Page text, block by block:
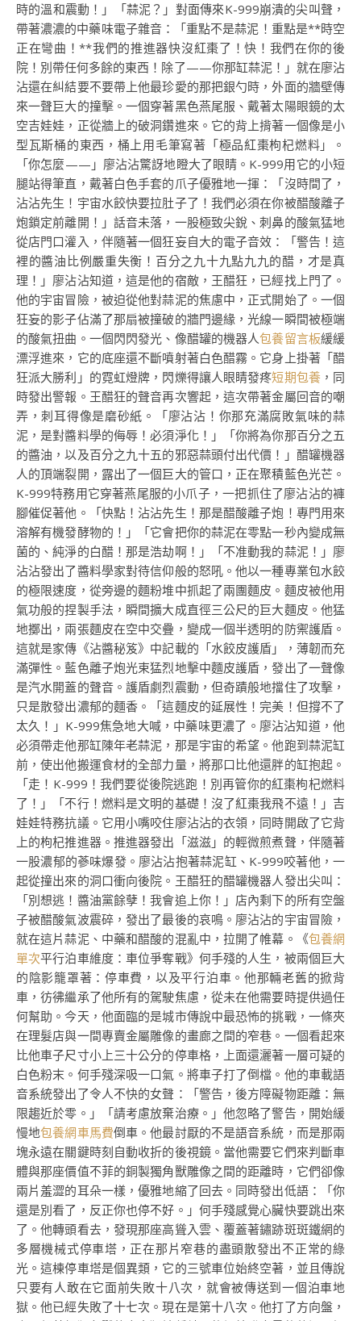
時的溫和震動！」「蒜泥？」對面傳來K-999崩潰的尖叫聲，
帶著濃濃的中藥味電子雜音：「重點不是蒜泥！重點是**時空
正在彎曲！**我們的推進器快沒紅棗了！快！我們在你的後
院！別帶任何多餘的東西！除了——你那缸蒜泥！」就在廖沾
沾還在糾結要不要帶上他最珍愛的那把銀勺時，外面的牆壁傳
來一聲巨大的撞擊。一個穿著黑色燕尾服、戴著太陽眼鏡的太
空吉娃娃，正從牆上的破洞鑽進來。它的背上揹著一個像是小
型瓦斯桶的東西，桶上用毛筆寫著「極品紅棗枸杞燃料」。
「你怎麼——」廖沾沾驚訝地瞪大了眼睛。K-999用它的小短
腿站得筆直，戴著白色手套的爪子優雅地一揮：「沒時間了，
沾沾先生！宇宙水餃快要拉肚子了！我們必須在你被醋酸離子
炮鎖定前離開！」話音未落，一股極致尖銳、刺鼻的酸氣猛地
從店門口灌入，伴隨著一個狂妄自大的電子音效：「警告！這
裡的醬油比例嚴重失衡！百分之九十九點九九的醋，才是真
理！」廖沾沾知道，這是他的宿敵，王醋狂，已經找上門了。
他的宇宙冒險，被迫從他對蒜泥的焦慮中，正式開始了。一個
狂妄的影子佔滿了那扇被撞破的牆門邊緣，光線一瞬間被極端
的酸氣扭曲。一個閃閃發光、像醋罐的機器人包養留言板緩緩
漂浮進來，它的底座還不斷噴射著白色醋霧。它身上掛著「醋
狂派大勝利」的霓虹燈牌，閃爍得讓人眼睛發疼短期包養，同
時發出警報。王醋狂的聲音再次響起，這次帶著金屬回音的嘲
弄，刺耳得像是磨砂紙。「廖沾沾！你那充滿腐敗氣味的蒜
泥，是對醬料學的侮辱！必須淨化！」「你將為你那百分之五
的醬油，以及百分之九十五的邪惡蒜頭付出代價！」醋罐機器
人的頂端裂開，露出了一個巨大的管口，正在聚積藍色光芒。
K-999特務用它穿著燕尾服的小爪子，一把抓住了廖沾沾的褲
腳催促著他。「快點！沾沾先生！那是醋酸離子炮！專門用來
溶解有機發酵物的！」「它會把你的蒜泥在零點一秒內變成無
菌的、純淨的白醋！那是浩劫啊！」「不准動我的蒜泥！」廖
沾沾發出了醬料學家對待信仰般的怒吼。他以一種專業包水餃
的極限速度，從旁邊的麵粉堆中抓起了兩團麵皮。麵皮被他用
氣功般的捏製手法，瞬間擴大成直徑三公尺的巨大麵皮。他猛
地擲出，兩張麵皮在空中交疊，變成一個半透明的防禦護盾。
這就是家傳《沾醬秘笈》中記載的「水餃皮護盾」，薄韌而充
滿彈性。藍色離子炮光束猛烈地擊中麵皮護盾，發出了一聲像
是汽水開蓋的聲音。護盾劇烈震動，但奇蹟般地擋住了攻擊，
只是散發出濃郁的麵香。「這麵皮的延展性！完美！但撐不了
太久！」K-999焦急地大喊，中藥味更濃了。廖沾沾知道，他
必須帶走他那缸陳年老蒜泥，那是宇宙的希望。他跑到蒜泥缸
前，使出他搬運食材的全部力量，將那口比他還胖的缸抱起。
「走！K-999！我們要從後院逃跑！別再管你的紅棗枸杞燃料
了！」「不行！燃料是文明的基礎！沒了紅棗我飛不遠！」吉
娃娃特務抗議。它用小嘴咬住廖沾沾的衣領，同時開啟了它背
上的枸杞推進器。推進器發出「滋滋」的輕微煎煮聲，伴隨著
一股濃郁的蔘味爆發。廖沾沾抱著蒜泥缸、K-999咬著他，一
起從撞出來的洞口衝向後院。王醋狂的醋罐機器人發出尖叫：
「別想逃！醬油黨餘孽！我會追上你！」店內剩下的所有空盤
子被醋酸氣波震碎，發出了最後的哀鳴。廖沾沾的宇宙冒險，
就在這片蒜泥、中藥和醋酸的混亂中，拉開了帷幕。《包養網
單次平行泊車維度：車位爭奪戰》何手殘的人生，被兩個巨大
的陰影籠罩著：停車費，以及平行泊車。他那輛老舊的掀背
車，彷彿繼承了他所有的駕駛焦慮，從未在他需要時提供過任
何幫助。今天，他面臨的是城市傳說中最恐怖的挑戰，一條夾
在理髮店與一間專賣金屬雕像的畫廊之間的窄巷。一個看起來
比他車子尺寸小上三十公分的停車格，上面還灑著一層可疑的
白色粉末。何手殘深吸一口氣。將車子打了倒檔。他的車載語
音系統發出了令人不快的女聲：「警告，後方障礙物距離：無
限趨近於零。」「請考慮放棄治療。」他忽略了警告，開始緩
慢地包養網車馬費倒車。他最討厭的不是語音系統，而是那兩
塊永遠在關鍵時刻自動收折的後視鏡。當他需要它們來判斷車
體與那座價值不菲的銅製獨角獸雕像之間的距離時，它們卻像
兩片羞澀的耳朵一樣，優雅地縮了回去。同時發出低語：「你
還是別看了，反正你也停不好。」何手殘感覺心臟快要跳出來
了。他轉頭看去，發現那座高聳入雲、覆蓋著鏽跡斑斑鐵網的
多層機械式停車塔，正在那片窄巷的盡頭散發出不正常的綠
光。這棟停車塔是個異類，它的三號車位始終空著，並且傳說
只要有人敢在它面前失敗十八次，就會被傳送到一個泊車地
獄。他已經失敗了十七次。現在是第十八次。他打了方向盤，